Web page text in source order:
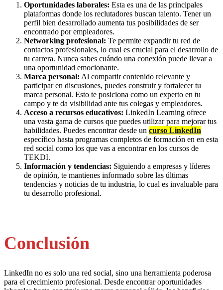
Oportunidades laborales: Esta es una de las principales
plataformas donde los reclutadores buscan talento. Tener un
perfil bien desarrollado aumenta tus posibilidades de ser
encontrado por empleadores.
Networking profesional: Te permite expandir tu red de
contactos profesionales, lo cual es crucial para el desarrollo de
tu carrera. Nunca sabes cuándo una conexión puede llevar a
una oportunidad emocionante.
Marca personal: Al compartir contenido relevante y
participar en discusiones, puedes construir y fortalecer tu
marca personal. Esto te posiciona como un experto en tu
campo y te da visibilidad ante tus colegas y empleadores.
Acceso a recursos educativos: LinkedIn Learning ofrece
una vasta gama de cursos que puedes utilizar para mejorar tus
habilidades. Puedes encontrar desde un curso LinkedIn
específico hasta programas completos de formación en en esta
red social como los que vas a encontrar en los cursos de
TEKDI.
Información y tendencias: Siguiendo a empresas y líderes
de opinión, te mantienes informado sobre las últimas
tendencias y noticias de tu industria, lo cual es invaluable para
tu desarrollo profesional.
Conclusión
LinkedIn no es solo una red social, sino una herramienta poderosa
para el crecimiento profesional. Desde encontrar oportunidades